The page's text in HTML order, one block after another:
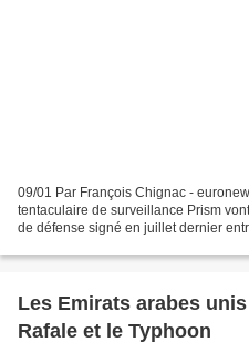
09/01 Par François Chignac -
tentaculaire de surveillance Prism
de défense signé en juillet dernier
Les Emirats arabes
Rafale et le Typhoon